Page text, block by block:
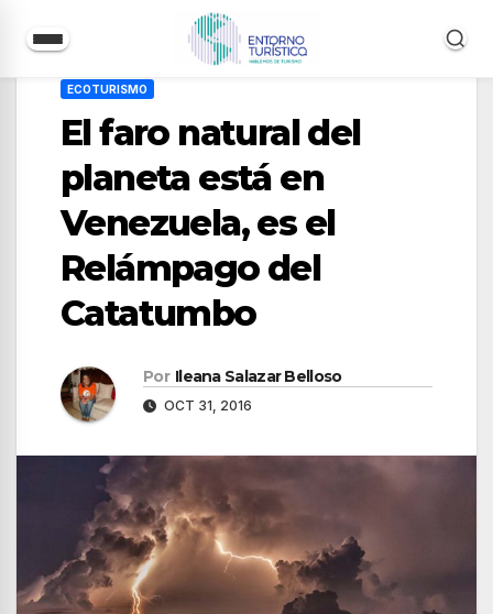
contenido
ECOTURISMO
El faro natural del
planeta está en
Venezuela, es el
Relámpago del
Catatumbo
Por Ileana Salazar Belloso
OCT 31, 2016